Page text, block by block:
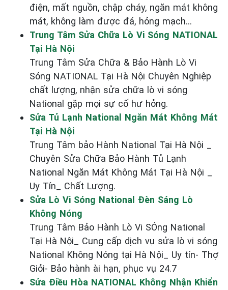
điện, mất nguồn, chập cháy, ngăn mát không
mát, không làm được đá, hỏng mạch...
Trung Tâm Sửa Chữa Lò Vi Sóng NATIONAL
Tại Hà Nội
Trung Tâm Sửa Chữa & Bảo Hành Lò Vi
Sóng NATIONAL Tại Hà Nội Chuyên Nghiệp
chất lượng, nhận sửa chữa lò vi sóng
National gặp mọi sự cố hư hỏng.
Sửa Tủ Lạnh National Ngăn Mát Không Mát
Tại Hà Nội
Trung Tâm bảo Hành National Tại Hà Nội _
Chuyên Sửa Chữa Bảo Hành Tủ Lạnh
National Ngăn Mát Không Mát Tại Hà Nội _
Uy Tín_ Chất Lượng.
Sửa Lò Vi Sóng National Đèn Sáng Lò
Không Nóng
Trung Tâm Bảo Hành Lò Vi SÓng National
Tại Hà Nội_ Cung cấp dịch vụ sửa lò vi sóng
National Không Nóng tại Hà Nội_ Uy tín- Thợ
Giỏi- Bảo hành ài hạn, phục vụ 24.7
Sửa Điều Hòa NATIONAL Không Nhận Khiển